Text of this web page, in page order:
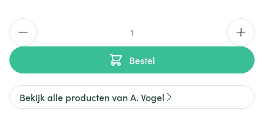
Aantal
Bestel
Bekijk alle producten van A. Vogel